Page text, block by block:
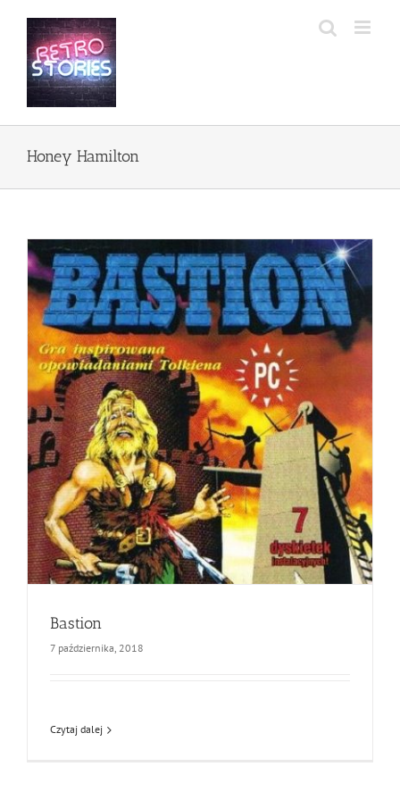
zawartości
Honey Hamilton
Bastion
7 października, 2018
Czytaj dalej